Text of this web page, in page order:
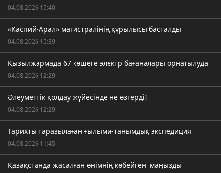
04.08.2026 15:40
«Каспий-Арал» магистралінің құрылысы басталды
04.08.2026 15:39
Қызылжармада 67 көшеге электр бағаналары орнатылуда
04.08.2026 12:29
Әлеуметтік қолдау жүйесінде не өзгерді?
04.08.2026 12:29
Тарихты таразылаған ғылыми-танымдық экспедиция
04.08.2026 11:45
Қазақстанда жасалған өнімнің көбейгені маңызды